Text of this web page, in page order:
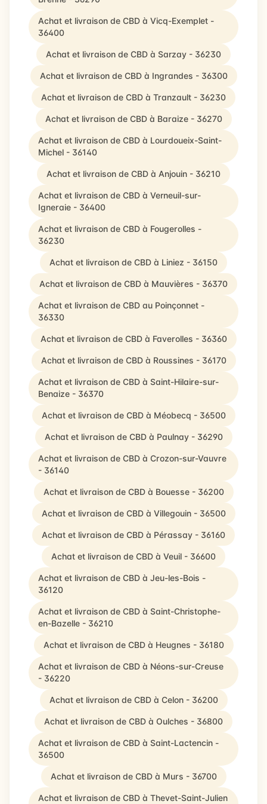
Achat et livraison de CBD à Vicq-Exemplet -
36400
Achat et livraison de CBD à Sarzay - 36230
Achat et livraison de CBD à Ingrandes - 36300
Achat et livraison de CBD à Tranzault - 36230
Achat et livraison de CBD à Baraize - 36270
Achat et livraison de CBD à Lourdoueix-Saint-
Michel - 36140
Achat et livraison de CBD à Anjouin - 36210
Achat et livraison de CBD à Verneuil-sur-
Igneraie - 36400
Achat et livraison de CBD à Fougerolles -
36230
Achat et livraison de CBD à Liniez - 36150
Achat et livraison de CBD à Mauvières - 36370
Achat et livraison de CBD au Poinçonnet -
36330
Achat et livraison de CBD à Faverolles - 36360
Achat et livraison de CBD à Roussines - 36170
Achat et livraison de CBD à Saint-Hilaire-sur-
Benaize - 36370
Achat et livraison de CBD à Méobecq - 36500
Achat et livraison de CBD à Paulnay - 36290
Achat et livraison de CBD à Crozon-sur-Vauvre
- 36140
Achat et livraison de CBD à Bouesse - 36200
Achat et livraison de CBD à Villegouin - 36500
Achat et livraison de CBD à Pérassay - 36160
Achat et livraison de CBD à Veuil - 36600
Achat et livraison de CBD à Jeu-les-Bois -
36120
Achat et livraison de CBD à Saint-Christophe-
en-Bazelle - 36210
Achat et livraison de CBD à Heugnes - 36180
Achat et livraison de CBD à Néons-sur-Creuse
- 36220
Achat et livraison de CBD à Celon - 36200
Achat et livraison de CBD à Oulches - 36800
Achat et livraison de CBD à Saint-Lactencin -
36500
Achat et livraison de CBD à Murs - 36700
Achat et livraison de CBD à Thevet-Saint-Julien